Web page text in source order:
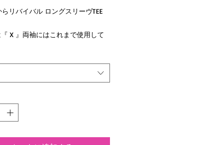
らリバイバル ロングスリーヴTEE
X 』両袖にはこれまで使用して
目標の壁を越えるという意味で
THE WALL 』壁の向こう側というメ
丈71cm 身幅46cm 裄丈85cm
丈74cm 身幅51cm 裄丈89cm
身丈79cm 身幅61cm 裄丈97cm